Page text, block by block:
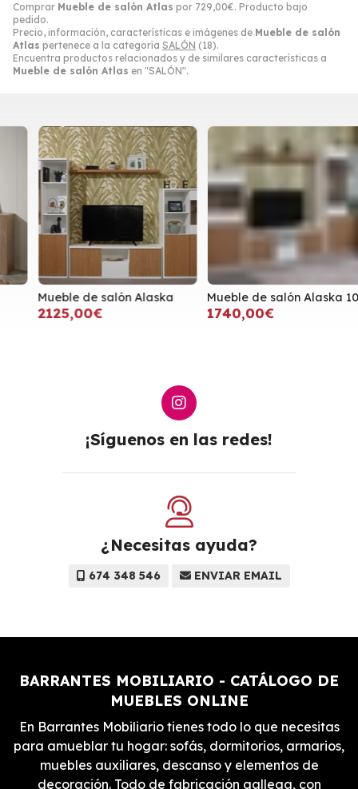
Comprar Mueble de salón Atlas por 729,00€. Producto bajo
pedido.
Precio, información, características e imágenes de Mueble de salón
Atlas pertenece a la categoría SALÓN (18).
Encuentra productos relacionados y de similares características a
Mueble de salón Atlas en "SALÓN".
Mueble de salón Alaska
2125,00€
Mueble de salón Alaska 101
1740,00€
¡Síguenos en las redes!
¿Necesitas ayuda?
674 348 546 ENVIAR EMAIL
BARRANTES MOBILIARIO - CATÁLOGO DE
MUEBLES ONLINE
En Barrantes Mobiliario tienes todo lo que necesitas
para amueblar tu hogar: sofás, dormitorios, armarios,
muebles auxiliares, descanso y elementos de
decoración. Todo de fabricación gallega, con